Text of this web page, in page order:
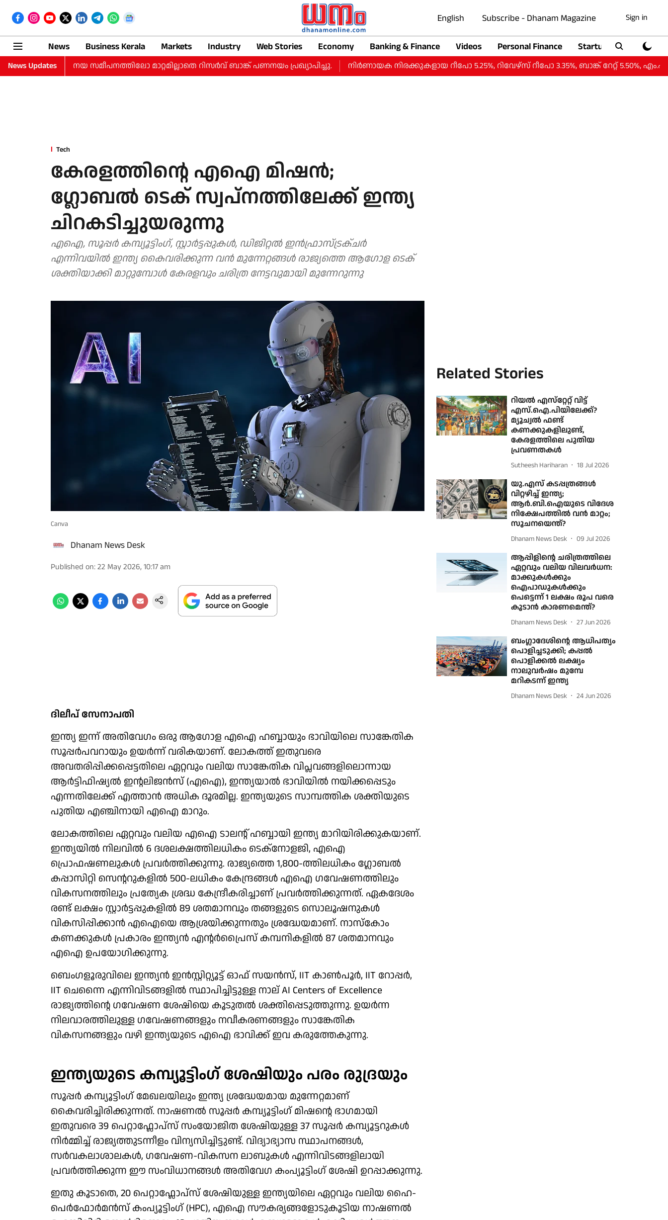
English Subscribe - Dhanam Magazine Sign in
News Business Kerala Markets Industry Web Stories Economy Banking & Finance Videos Personal Finance Startup
News Updatesനയ സമീപനത്തിലോ മാറ്റമില്ലാതെ റിസർവ് ബാങ്ക് പണനയം പ്രഖ്യാപിച്ചു. നിർണായക നിരക്കുകളായ റീപോ 5.25%, റിവേഴ്‌സ് റീപോ 3.35%, ബാങ്ക് റേറ്റ് 5.50%,
Tech
കേരളത്തിന്റെ എഐ മിഷൻ;
ഗ്ലോബൽ ടെക് സ്വപ്നത്തിലേക്ക് ഇന്ത്യ
ചിറകടിച്ചുയരുന്നു
എഐ, സൂപ്പർ കമ്പ്യൂട്ടിംഗ്, സ്റ്റാർട്ടപ്പുകൾ, ഡിജിറ്റൽ ഇൻഫ്രാസ്ട്രക്ചർ
എന്നിവയിൽ ഇന്ത്യ കൈവരിക്കുന്ന വൻ മുന്നേറ്റങ്ങൾ രാജ്യത്തെ ആഗോള ടെക്
ശക്തിയാക്കി മാറ്റുമ്പോൾ കേരളവും ചരിത്ര നേട്ടവുമായി മുന്നേറുന്നു
Canva
Dhanam News Desk
Published on:22 May 2026, 10:17 am
ദിലീപ് സേനാപതി
ഇന്ത്യ ഇന്ന് അതിവേഗം ഒരു ആഗോള എഐ ഹബ്ബായും ഭാവിയിലെ സാങ്കേതിക
സൂപ്പർപവറായും ഉയർന്ന് വരികയാണ്. ലോകത്ത് ഇതുവരെ
അവതരിപ്പിക്കപ്പെട്ടതിലെ ഏറ്റവും വലിയ സാങ്കേതിക വിപ്ലവങ്ങളിലൊന്നായ
ആർട്ടിഫിഷ്യൽ ഇന്റലിജൻസ് (എഐ), ഇന്ത്യയാൽ ഭാവിയിൽ നയിക്കപ്പെടും
എന്നതിലേക്ക് എത്താൻ അധിക ദൂരമില്ല. ഇന്ത്യയുടെ സാമ്പത്തിക ശക്തിയുടെ
പുതിയ എഞ്ചിനായി എഐ മാറും.
ലോകത്തിലെ ഏറ്റവും വലിയ എഐ ടാലന്റ് ഹബ്ബായി ഇന്ത്യ മാറിയിരിക്കുകയാണ്.
ഇന്ത്യയിൽ നിലവിൽ 6 ദശലക്ഷത്തിലധികം ടെക്‌നോളജി, എഐ
പ്രൊഫഷണലുകൾ പ്രവർത്തിക്കുന്നു. രാജ്യത്തെ 1,800-ത്തിലധികം ഗ്ലോബൽ
കപ്പാസിറ്റി സെന്ററുകളിൽ 500-ലധികം കേന്ദ്രങ്ങൾ എഐ ഗവേഷണത്തിലും
വികസനത്തിലും പ്രത്യേക ശ്രദ്ധ കേന്ദ്രീകരിച്ചാണ് പ്രവർത്തിക്കുന്നത്. ഏകദേശം
രണ്ട് ലക്ഷം സ്റ്റാർട്ടപ്പുകളിൽ 89 ശതമാനവും തങ്ങളുടെ സൊലൂഷനുകൾ
വികസിപ്പിക്കാൻ എഐയെ ആശ്രയിക്കുന്നതും ശ്രദ്ധേയമാണ്. നാസ്കോം
കണക്കുകൾ പ്രകാരം ഇന്ത്യൻ എന്റർപ്രൈസ് കമ്പനികളിൽ 87 ശതമാനവും
എഐ ഉപയോഗിക്കുന്നു.
ബെംഗളൂരുവിലെ ഇന്ത്യൻ ഇൻസ്റ്റിറ്റ്യൂട്ട് ഓഫ് സയൻസ്, IIT കാൺപൂർ, IIT റോപ്പർ,
IIT ചെന്നൈ എന്നിവിടങ്ങളിൽ സ്ഥാപിച്ചിട്ടുള്ള നാല് AI Centers of Excellence
രാജ്യത്തിന്റെ ഗവേഷണ ശേഷിയെ കൂടുതൽ ശക്തിപ്പെടുത്തുന്നു. ഉയർന്ന
നിലവാരത്തിലുള്ള ഗവേഷണങ്ങളും നവീകരണങ്ങളും സാങ്കേതിക
വികസനങ്ങളും വഴി ഇന്ത്യയുടെ എഐ ഭാവിക്ക് ഇവ കരുത്തേകുന്നു.
ഇന്ത്യയുടെ കമ്പ്യൂട്ടിംഗ് ശേഷിയും പരം രുദ്രയും
സൂപ്പർ കമ്പ്യൂട്ടിംഗ് മേഖലയിലും ഇന്ത്യ ശ്രദ്ധേയമായ മുന്നേറ്റമാണ്
കൈവരിച്ചിരിക്കുന്നത്. നാഷണൽ സൂപ്പർ കമ്പ്യൂട്ടിംഗ് മിഷന്റെ ഭാഗമായി
ഇതുവരെ 39 പെറ്റാഫ്ലോപ്സ് സംയോജിത ശേഷിയുള്ള 37 സൂപ്പർ കമ്പ്യൂട്ടറുകൾ
നിർമ്മിച്ച് രാജ്യത്തുടന്നീളം വിന്യസിച്ചിട്ടുണ്ട്. വിദ്യാഭ്യാസ സ്ഥാപനങ്ങൾ,
സർവകലാശാലകൾ, ഗവേഷണ-വികസന ലാബുകൾ എന്നിവിടങ്ങളിലായി
പ്രവർത്തിക്കുന്ന ഈ സംവിധാനങ്ങൾ അതിവേഗ കംപ്യൂട്ടിംഗ് ശേഷി ഉറപ്പാക്കുന്നു.
ഇതു കൂടാതെ, 20 പെറ്റാഫ്ലോപ്സ് ശേഷിയുള്ള ഇന്ത്യയിലെ ഏറ്റവും വലിയ ഹൈ-
പെർഫോർമൻസ് കംപ്യൂട്ടിംഗ് (HPC), എഐ സൗകര്യങ്ങളോടുകൂടിയ നാഷണൽ
Related Stories
റിയല്‍ എസ്‌റ്റേറ്റ് വിട്ട്
എസ്.ഐ.പിയിലേക്ക്?
മ്യൂച്വല്‍ ഫണ്ട്
കണക്കുകളിലുണ്ട്,
കേരളത്തിലെ പുതിയ
പ്രവണതകള്‍
Sutheesh Hariharan 18 Jul 2026
യു.എസ് കടപ്പത്രങ്ങൾ
വിറ്റഴിച്ച് ഇന്ത്യ;
ആർ.ബി.ഐയുടെ വിദേശ
നിക്ഷേപത്തിൽ വൻ മാറ്റം;
സൂചനയെന്ത്?
Dhanam News Desk 09 Jul 2026
ആപ്പിളിന്റെ ചരിത്രത്തിലെ
ഏറ്റവും വലിയ വിലവർധന:
മാക്കുകൾക്കും
ഐപാഡുകൾക്കും
പെട്ടെന്ന് 1 ലക്ഷം രൂപ വരെ
കൂടാൻ കാരണമെന്ത്?
Dhanam News Desk 27 Jun 2026
ബംഗ്ലാദേശിന്റെ ആധിപത്യം
പൊളിച്ചടുക്കി; കപ്പല്‍
പൊളിക്കല്‍ ലക്ഷ്യം
നാലുവര്‍ഷം മുമ്പേ
മറികടന്ന് ഇന്ത്യ
Dhanam News Desk 24 Jun 2026